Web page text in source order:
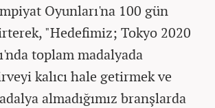
Oyunları'na 100 gün
"Hedefimiz; Tokyo 2020
toplam madalyada
kalıcı hale getirmek ve
almadığımız branşlarda